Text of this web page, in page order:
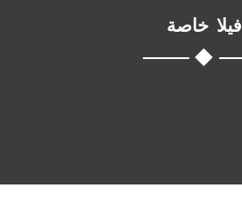
فيلا خاصة